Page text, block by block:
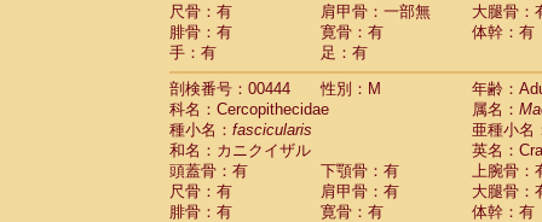
尺骨：有
肩甲骨：一部無
大腿骨：
腓骨：有
寛骨：有
体幹：有
手：有
足：有
剖検番号：00444
性別：M
年齢：
科名：Cercopithecidae
属名：
種小名： fascicularis
亜種小名
和名：カニクイザル
英名：
頭蓋骨：有
下顎骨：有
上腕骨：
尺骨：有
肩甲骨：有
大腿骨：
腓骨：有
寛骨：有
体幹：有